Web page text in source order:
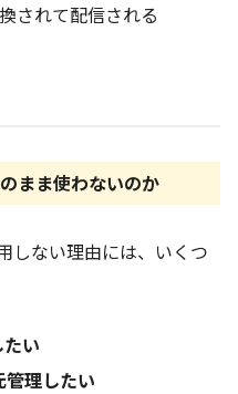
されて配信される
まま使わないのか
しない理由には、いくつ
い
管理したい